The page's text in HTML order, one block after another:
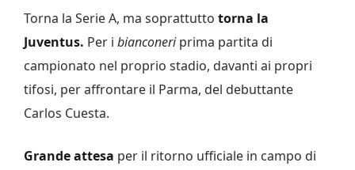
Torna la Serie A, ma soprattutto torna la
Juventus. Per i bianconeriprima partita di
campionato nel proprio stadio, davanti ai propri
tifosi, per affrontare il Parma, del debuttante
Carlos Cuesta.
Grande attesa per il ritorno ufficiale in campo di